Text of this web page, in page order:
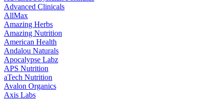
Advanced Clinicals
AllMax
Amazing Herbs
Amazing Nutrition
American Health
Andalou Naturals
Apocalypse Labz
APS Nutrition
aTech Nutrition
Avalon Organics
Axis Labs